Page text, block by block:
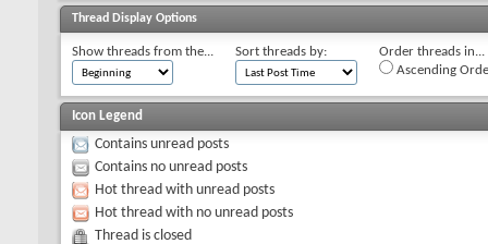
Thread Display Options
Show threads from the... Sort threads by:
Order threads in...
Ascending
Icon Legend
Contains unread posts
Contains no unread posts
Hot thread with unread posts
Hot thread with no unread posts
Thread is closed